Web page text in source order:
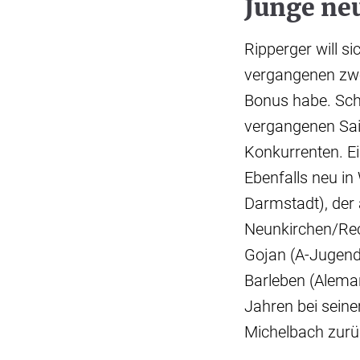
Junge
Ripperger will
vergangenen
Bonus habe.
vergangenen
Konkurrenten.
Ebenfalls neu in
Darmstadt), der
Neunkirchen/
Gojan (A-
Barleben
Jahren bei
Michelbach